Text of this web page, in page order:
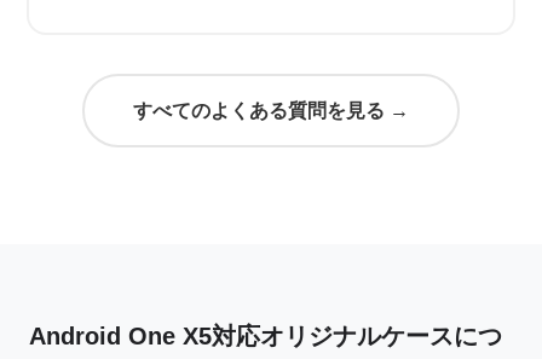
すべてのよくある質問を見る →
Android One X5対応オリジナルケースにつ